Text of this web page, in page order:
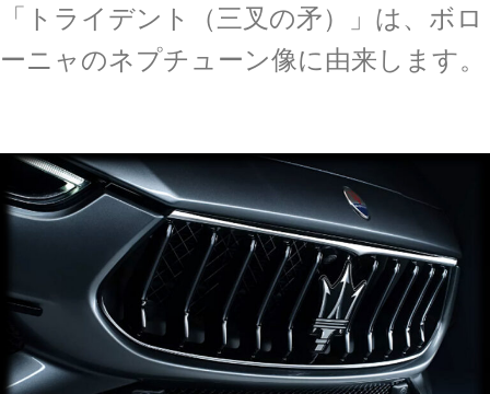
「トライデント（三叉の矛）」は、ボロ
ーニャのネプチューン像に由来します。